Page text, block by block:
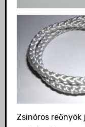
Zsinóros